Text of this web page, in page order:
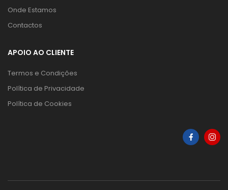
Onde Estamos
Contactos
APOIO AO CLIENTE
Termos e Condições
Política de Privacidade
Política de Cookies